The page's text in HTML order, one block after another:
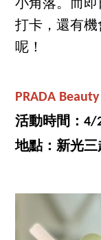
小角落。而
打卡，還有機
呢！
PRADA
活動時間：4/
地點：新光